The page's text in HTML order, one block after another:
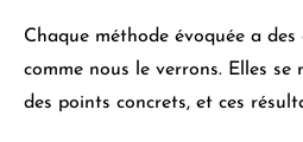
Chaque méthode évoquée a
comme nous le verrons. Elles
des points concrets, et ces